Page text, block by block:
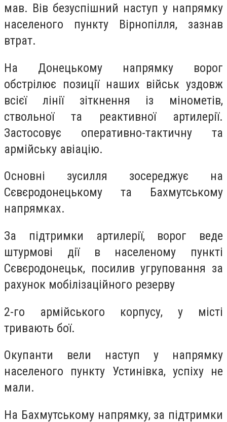
мав. Вів безуспішний наступ у напрямку
населеного пункту Вірнопілля, зазнав
втрат.
На Донецькому напрямку ворог
обстрілює позиції наших військ уздовж
всієї лінії зіткнення із мінометів,
ствольної та реактивної артилерії.
Застосовує оперативно-тактичну та
армійську авіацію.
Основні зусилля зосереджує на
Сєвєродонецькому та Бахмутському
напрямках.
За підтримки артилерії, ворог веде
штурмові дії в населеному пункті
Сєвєродонецьк, посилив угруповання за
рахунок мобілізаційного резерву
2-го армійського корпусу, у місті
тривають бої.
Окупанти вели наступ у напрямку
населеного пункту Устинівка, успіху не
мали.
На Бахмутському напрямку, за підтримки